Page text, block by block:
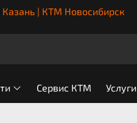
| КТМ Новосибирск
Сервис КТМ Услуги